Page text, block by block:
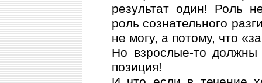
результат один! Роль
роль сознательного
не могу, а потому, что
Но взрослые-то должны
позиция!